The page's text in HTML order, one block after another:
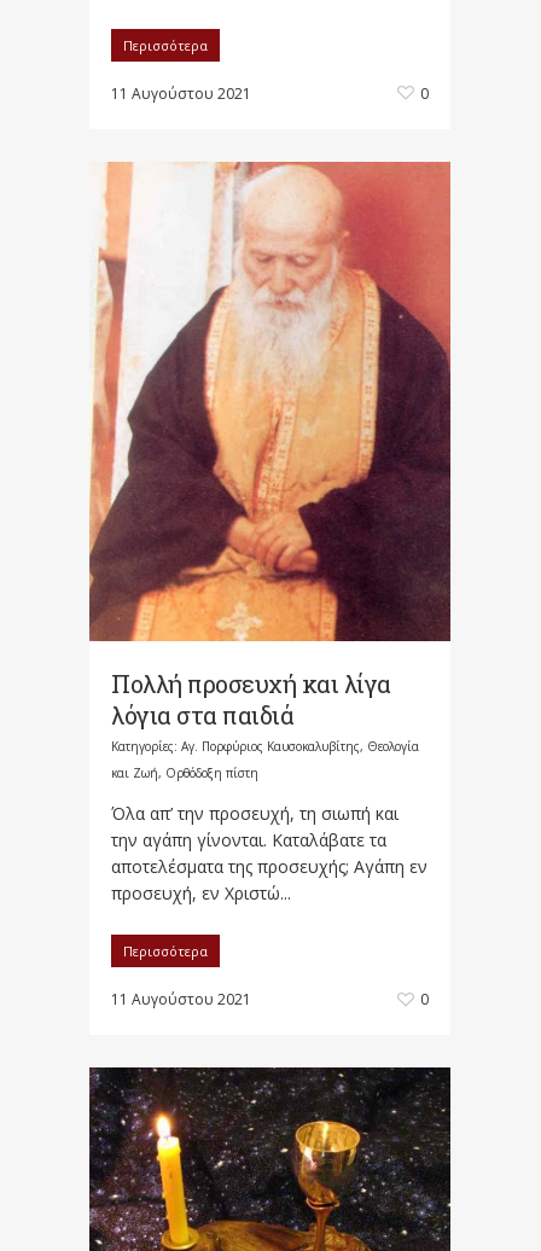
Περισσότερα
11 Αυγούστου 2021 0
Πολλή προσευχή και λίγα
λόγια στα παιδιά
Κατηγορίες: Αγ. Πορφύριος Καυσοκαλυβίτης, Θεολογία
και Ζωή, Ορθόδοξη πίστη
Όλα απ’ την προσευχή, τη σιωπή και
την αγάπη γίνονται. Καταλάβατε τα
αποτελέσματα της προσευχής; Αγάπη εν
προσευχή, εν Χριστώ...
Περισσότερα
11 Αυγούστου 2021 0